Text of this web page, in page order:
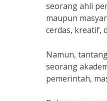
seorang ahli
maupun
cerdas, kreatif,
Namun,
seorang
pemerintah,